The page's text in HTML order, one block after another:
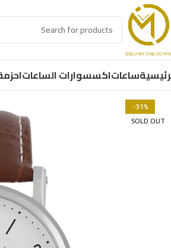
ساعاتاكسسوارات الساعات
-31%
SOLD OUT